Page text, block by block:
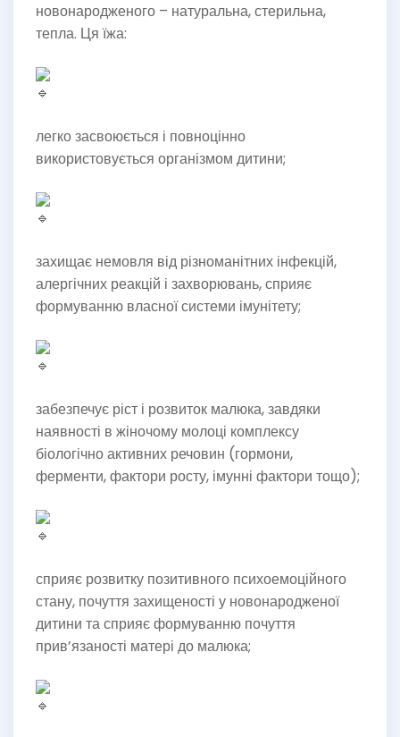
новонародженого – натуральна, стерильна,
тепла. Ця їжа:
легко засвоюється і повноцінно
використовується організмом дитини;
захищає немовля від різноманітних інфекцій,
алергічних реакцій і захворювань, сприяє
формуванню власної системи імунітету;
забезпечує ріст і розвиток малюка, завдяки
наявності в жіночому молоці комплексу
біологічно активних речовин (гормони,
ферменти, фактори росту, імунні фактори тощо);
сприяє розвитку позитивного психоемоційного
стану, почуття захищеності у новонародженої
дитини та сприяє формуванню почуття
прив’язаності матері до малюка;